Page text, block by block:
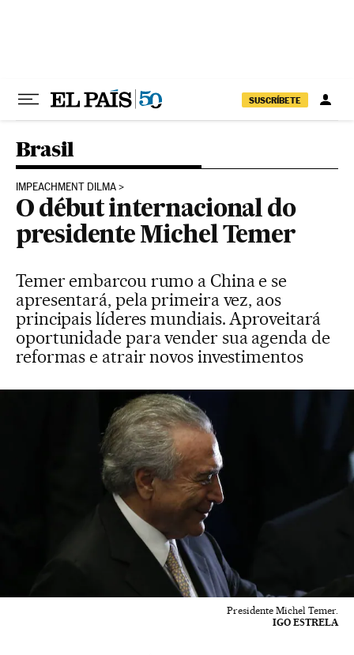
SUSCRÍBETE
Brasil
IMPEACHMENT DILMA
O début internacional do
presidente Michel Temer
Temer embarcou rumo a China e se
apresentará, pela primeira vez, aos
principais líderes mundiais. Aproveitará
oportunidade para vender sua agenda de
reformas e atrair novos investimentos
Presidente Michel Temer.
IGO ESTRELA